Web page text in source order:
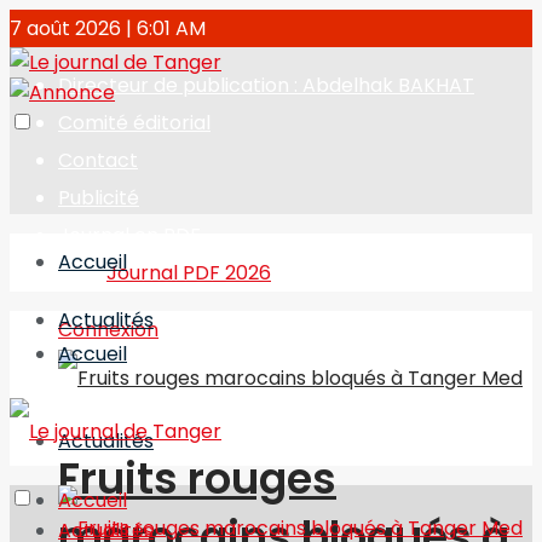
7 août 2026 | 6:01 AM
Directeur de publication : Abdelhak BAKHAT
Journal PDF 2026
Connexion
Accueil
Actualités
Fruits rouges
Accueil
Actualités
Accueil
Actualités